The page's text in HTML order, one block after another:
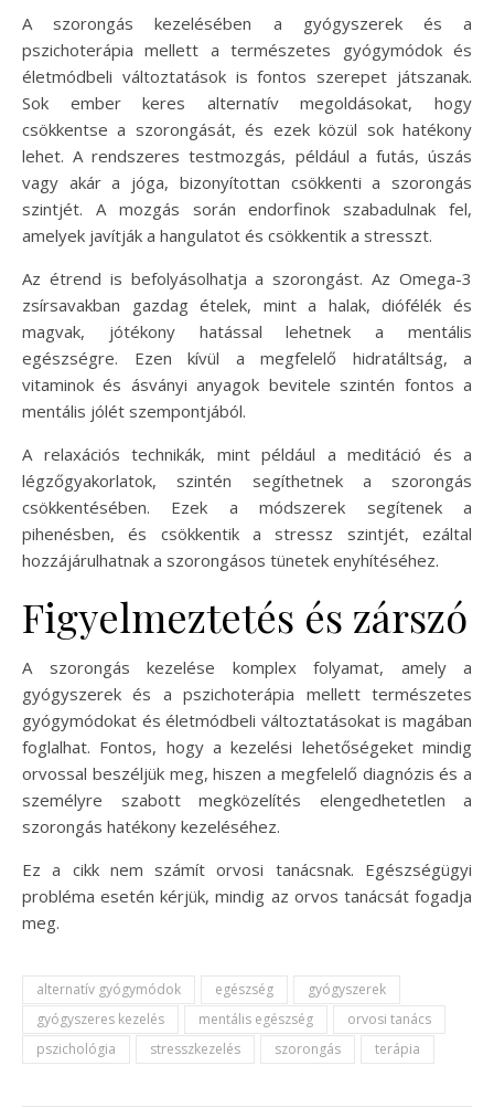
A szorongás kezelésében a gyógyszerek és a
pszichoterápia mellett a természetes gyógymódok és
életmódbeli változtatások is fontos szerepet játszanak.
Sok ember keres alternatív megoldásokat, hogy
csökkentse a szorongását, és ezek közül sok hatékony
lehet. A rendszeres testmozgás, például a futás, úszás
vagy akár a jóga, bizonyítottan csökkenti a szorongás
szintjét. A mozgás során endorfinok szabadulnak fel,
amelyek javítják a hangulatot és csökkentik a stresszt.
Az étrend is befolyásolhatja a szorongást. Az Omega-3
zsírsavakban gazdag ételek, mint a halak, diófélék és
magvak, jótékony hatással lehetnek a mentális
egészségre. Ezen kívül a megfelelő hidratáltság, a
vitaminok és ásványi anyagok bevitele szintén fontos a
mentális jólét szempontjából.
A relaxációs technikák, mint például a meditáció és a
légzőgyakorlatok, szintén segíthetnek a szorongás
csökkentésében. Ezek a módszerek segítenek a
pihenésben, és csökkentik a stressz szintjét, ezáltal
hozzájárulhatnak a szorongásos tünetek enyhítéséhez.
Figyelmeztetés és zárszó
A szorongás kezelése komplex folyamat, amely a
gyógyszerek és a pszichoterápia mellett természetes
gyógymódokat és életmódbeli változtatásokat is magában
foglalhat. Fontos, hogy a kezelési lehetőségeket mindig
orvossal beszéljük meg, hiszen a megfelelő diagnózis és a
személyre szabott megközelítés elengedhetetlen a
szorongás hatékony kezeléséhez.
Ez a cikk nem számít orvosi tanácsnak. Egészségügyi
probléma esetén kérjük, mindig az orvos tanácsát fogadja
meg.
alternatív gyógymódok egészség
gyógyszerek
gyógyszeres kezelés
mentális egészség
orvosi tanács
pszichológia
stresszkezelés szorongás terápia